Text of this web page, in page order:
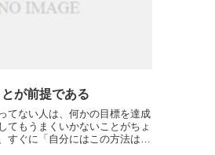
が前提である
てない人は、何かの目標を達成
てもうまくいかないことがちょ
すぐに「自分にはこの方法はあ